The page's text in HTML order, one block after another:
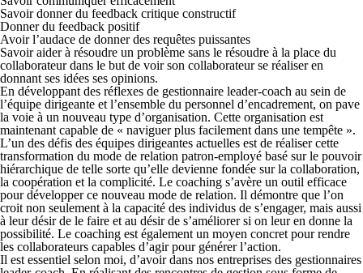
Savoir donner du feedback critique constructif
Donner du feedback positif
Avoir l’audace de donner des requêtes puissantes
Savoir aider à résoudre un problème sans le résoudre à la place du
collaborateur dans le but de voir son collaborateur se réaliser en
donnant ses idées ses opinions.
En développant des réflexes de gestionnaire leader-coach au sein de
l’équipe dirigeante et l’ensemble du personnel d’encadrement, on pave
la voie à un nouveau type d’organisation. Cette organisation est
maintenant capable de « naviguer plus facilement dans une tempête ».
L’un des défis des équipes dirigeantes actuelles est de réaliser cette
transformation du mode de relation patron-employé basé sur le pouvoir
hiérarchique de telle sorte qu’elle devienne fondée sur la collaboration,
la coopération et la complicité. Le coaching s’avère un outil efficace
pour développer ce nouveau mode de relation. Il démontre que l’on
croit non seulement à la capacité des individus de s’engager, mais aussi
à leur désir de le faire et au désir de s’améliorer si on leur en donne la
possibilité. Le coaching est également un moyen concret pour rendre
les collaborateurs capables d’agir pour générer l’action.
Il est essentiel selon moi, d’avoir dans nos entreprises des gestionnaires